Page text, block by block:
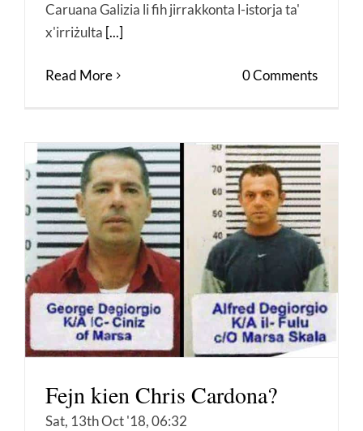
Caruana Galizia li fih jirrakkonta l-istorja ta'
x'irriżulta [...]
Read More 0 Comments
Fejn kien Chris Cardona?
Sat, 13th Oct '18, 06:32